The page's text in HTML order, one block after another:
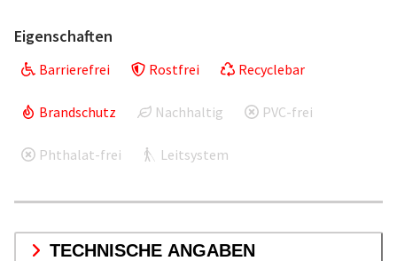
Eigenschaften
Barrierefrei Rostfrei Recyclebar
Brandschutz Nachhaltig PVC-frei
Phthalat-frei Leitsystem
TECHNISCHE ANGABEN